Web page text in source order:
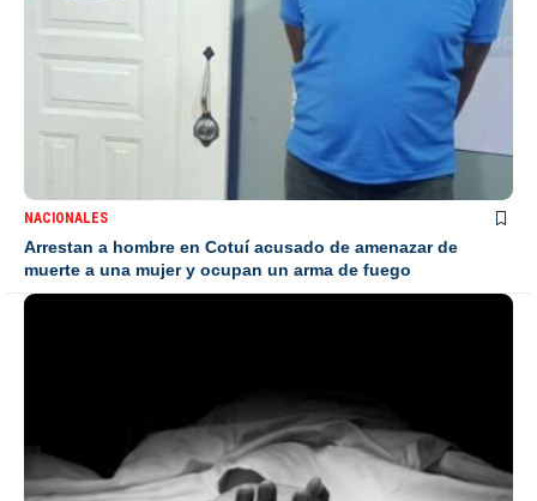
NACIONALES
Arrestan a hombre en Cotuí acusado de amenazar de
muerte a una mujer y ocupan un arma de fuego